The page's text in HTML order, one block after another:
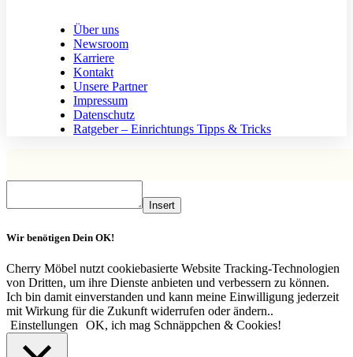
Über uns
Newsroom
Karriere
Kontakt
Unsere Partner
Impressum
Datenschutz
Ratgeber – Einrichtungs Tipps & Tricks
Insert
Wir benötigen Dein OK!
Cherry Möbel nutzt cookiebasierte Website Tracking-Technologien
von Dritten, um ihre Dienste anbieten und verbessern zu können.
Ich bin damit einverstanden und kann meine Einwilligung jederzeit
mit Wirkung für die Zukunft widerrufen oder ändern..
Einstellungen
OK, ich mag Schnäppchen & Cookies!